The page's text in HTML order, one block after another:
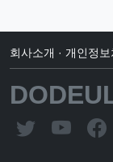
회사소개 · 개인정